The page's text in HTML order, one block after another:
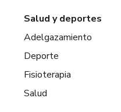
Salud y deportes
Adelgazamiento
Deporte
Fisioterapia
Salud